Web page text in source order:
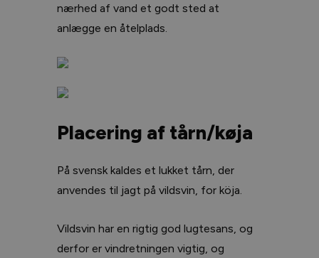
nærhed af vand et godt sted at
anlægge en åtelplads.
Placering af tårn/køja
På svensk kaldes et lukket tårn, der
anvendes til jagt på vildsvin, for köja.
Vildsvin har en rigtig god lugtesans, og
derfor er vindretningen vigtig, og